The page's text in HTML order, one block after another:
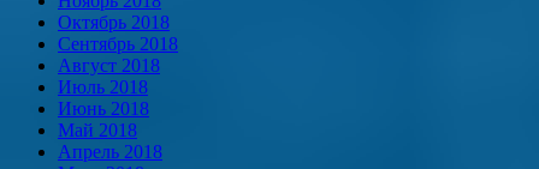
Октябрь 2018
Сентябрь 2018
Август 2018
Июль 2018
Июнь 2018
Май 2018
Апрель 2018